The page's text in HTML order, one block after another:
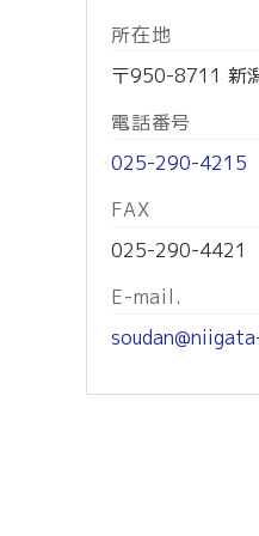
所在地
〒950-8711 新
電話番号
025-290-4215
FAX
025-290-4421
E-mail.